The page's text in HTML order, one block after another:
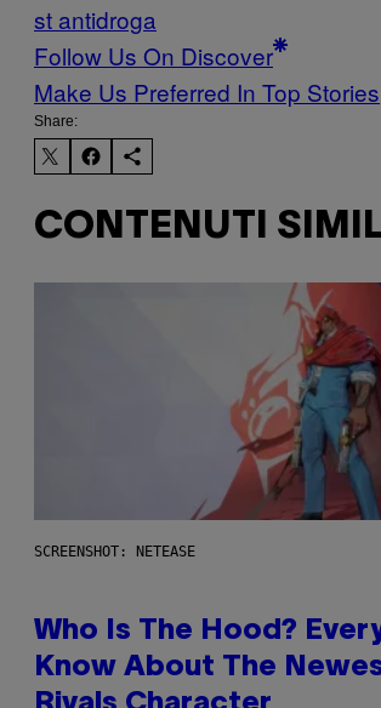
st antidroga
Follow Us On Discover
Make Us Preferred In Top Stories
Share:
CONTENUTI
SCREENSHOT: NETEASE
Who Is The Hood?
Know About The